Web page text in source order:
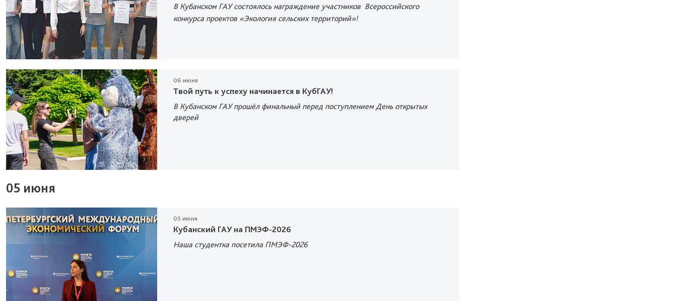
В Кубанском ГАУ состоялось награждение участников Всероссийского
конкурса проектов «Экология сельских территорий»!
06 июня
Твой путь к успеху начинается в КубГАУ!
В Кубанском ГАУ прошёл финальный перед поступлением День открытых
дверей
05 июня
05 июня
Кубанский ГАУ на ПМЭФ-2026
Наша студентка посетила ПМЭФ-2026